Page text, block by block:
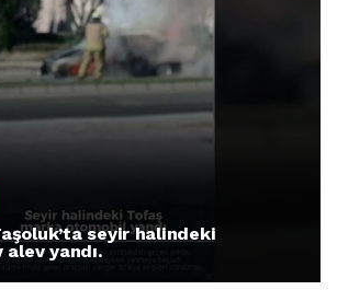
seyir halindeki
yandı.